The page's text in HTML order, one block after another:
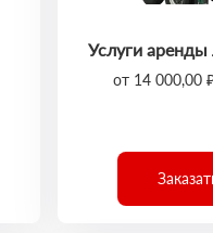
Услуги аренды
от 14 000,00